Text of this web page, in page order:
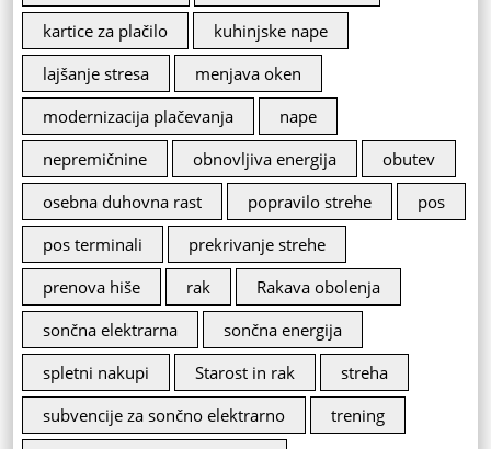
kartice za plačilo
kuhinjske nape
lajšanje stresa
menjava oken
modernizacija plačevanja
nape
nepremičnine
obnovljiva energija
obutev
osebna duhovna rast
popravilo strehe
pos
pos terminali
prekrivanje strehe
prenova hiše
rak
Rakava obolenja
sončna elektrarna
sončna energija
spletni nakupi
Starost in rak
streha
subvencije za sončno elektrarno
trening